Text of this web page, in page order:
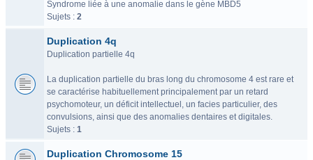
Syndrome liée à une anomalie dans le gène MBD5
Sujets : 2
Duplication 4q
Duplication partielle 4q
La duplication partielle du bras long du chromosome 4 est rare et
se caractérise habituellement principalement par un retard
psychomoteur, un déficit intellectuel, un facies particulier, des
convulsions, ainsi que des anomalies dentaires et digitales.
Sujets : 1
Duplication Chromosome 15